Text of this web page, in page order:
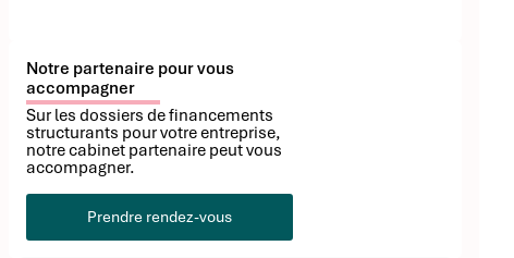
Notre partenaire pour vous
accompagner
Sur les dossiers de financements
structurants pour votre entreprise,
notre cabinet partenaire peut vous
accompagner.
Prendre rendez-vous